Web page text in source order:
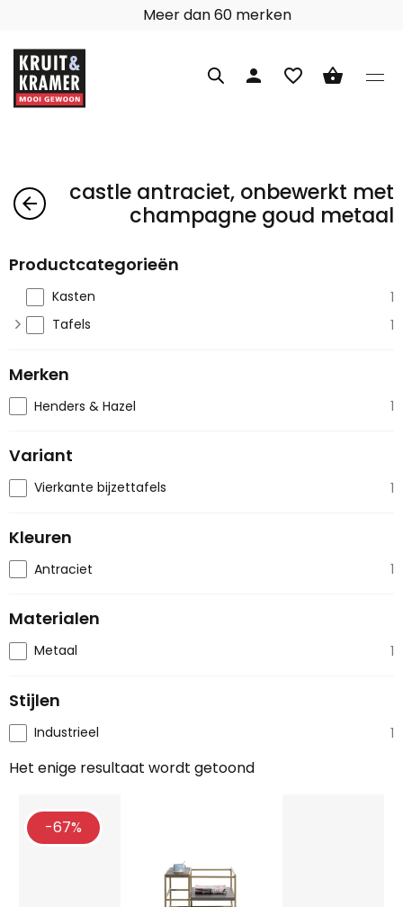
Meer dan 60 merken
person favorite_border shopping_basket
arrow_back
castle antraciet, onbewerkt met
champagne goud metaal
Productcategorieën
Kasten
1
Tafels
1
Merken
Henders & Hazel 1
Variant
Vierkante bijzettafels 1
Kleuren
Antraciet 1
Materialen
Metaal 1
Stijlen
Industrieel 1
Het enige resultaat wordt getoond
-67%